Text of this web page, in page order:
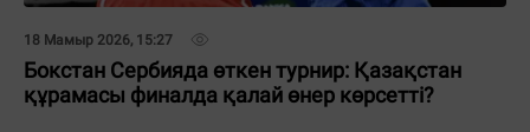
18 Мамыр 2026, 15:27
Бокстан Сербияда өткен турнир: Қазақстан
құрамасы финалда қалай өнер көрсетті?